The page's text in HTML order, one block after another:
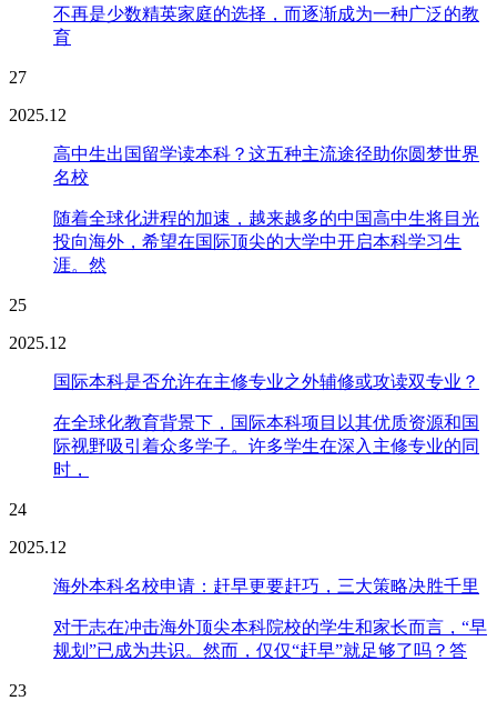
不再是少数精英家庭的选择，而逐渐成为一种广泛的教
育
27
2025.12
高中生出国留学读本科？这五种主流途径助你圆梦世界
名校
随着全球化进程的加速，越来越多的中国高中生将目光
投向海外，希望在国际顶尖的大学中开启本科学习生
涯。然
25
2025.12
国际本科是否允许在主修专业之外辅修或攻读双专业？
在全球化教育背景下，国际本科项目以其优质资源和国
际视野吸引着众多学子。许多学生在深入主修专业的同
时，
24
2025.12
海外本科名校申请：赶早更要赶巧，三大策略决胜千里
对于志在冲击海外顶尖本科院校的学生和家长而言，“早
规划”已成为共识。然而，仅仅“赶早”就足够了吗？答
23